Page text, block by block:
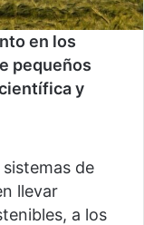
en los
pequeños
y
de
llevar
a los